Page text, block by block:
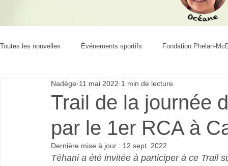
Toutes les nouvelles Événements sportifs Fondation Phelan-
Trail de la journée
par le 1er RCA à
Nadège 11 mai 2022 1 min de lecture
Dernière mise à jour : 12 sept. 2022
Téhani a été invitée à participer à ce Trail